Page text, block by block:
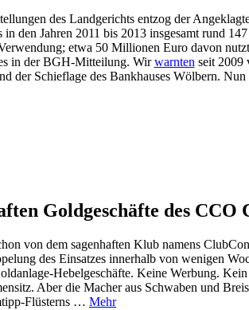
des Landgerichts entzog der
den Jahren 2011 bis 2013 insgesamt rund
etwa 50 Millionen Euro davon
in der BGH-Mitteilung. Wirwarnten seit 2009
der Schieflage des Bankhauses Wölbern.
Goldgeschäfte des
von dem sagenhaften Klub namens
des Einsatzes innerhalb von wenigen
Hebelgeschäfte. Keine Werbung.
Aber die Macher aus Schwaben und
Flüsterns … Mehr